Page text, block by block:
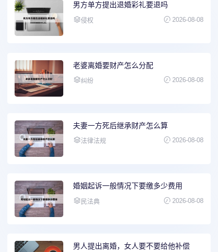
男方单方提出退婚彩礼要退吗
侵权 2026-08-08
老婆离婚要财产怎么分配
纠纷 2026-08-08
夫妻一方死后继承财产怎么算
法律法规 2026-08-08
婚姻起诉一般情况下要缴多少费用
民法典 2026-08-08
男人提出离婚，女人要不要给他补偿